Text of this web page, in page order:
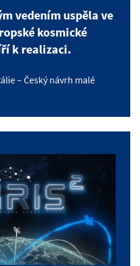
vedením uspěla ve
kosmické
k realizaci.
– Český návrh malé